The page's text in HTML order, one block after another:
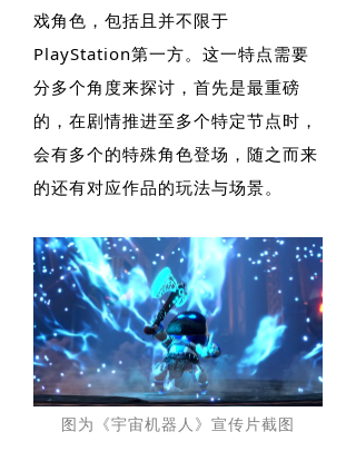
戏角色，包括且并不限于
PlayStation第一方。这一特点需要
分多个角度来探讨，首先是最重磅
的，在剧情推进至多个特定节点时，
会有多个的特殊角色登场，随之而来
的还有对应作品的玩法与场景。
图为《宇宙机器人》宣传片截图